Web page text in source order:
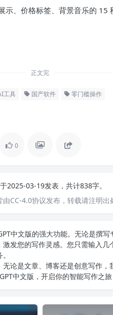
、价格标签、背景音乐的 15
正文完
工具 国产软件 零门槛操作
0
于2025-03-19发表，共计838字。
CC-4.0协议发布，转载请注明出
中文版的强大功能。无论是撰
发您的写作灵感。您只需输入
论是文章、博客还是创意写作
中文版 ，开启你的智能写作之旅